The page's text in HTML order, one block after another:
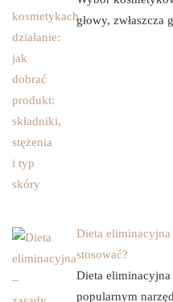
głowy,
Dieta eliminacyjna
stosować?
Dieta eliminacyjna
popularnym